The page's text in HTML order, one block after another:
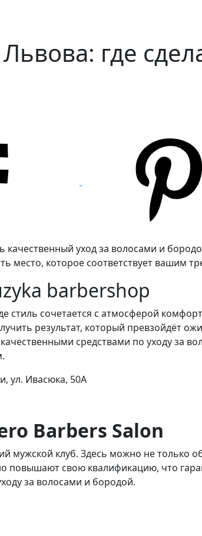
где
уход за волосами и
место, которое соответствует вашим
barbershop
сочетается с атмосферой
результат, который превзойдёт
средствами по уходу за
ул. Ивасюка, 50А
Barbers Salon
мужской клуб. Здесь можно не только
повышают свою квалификацию, что
за волосами и бородой.